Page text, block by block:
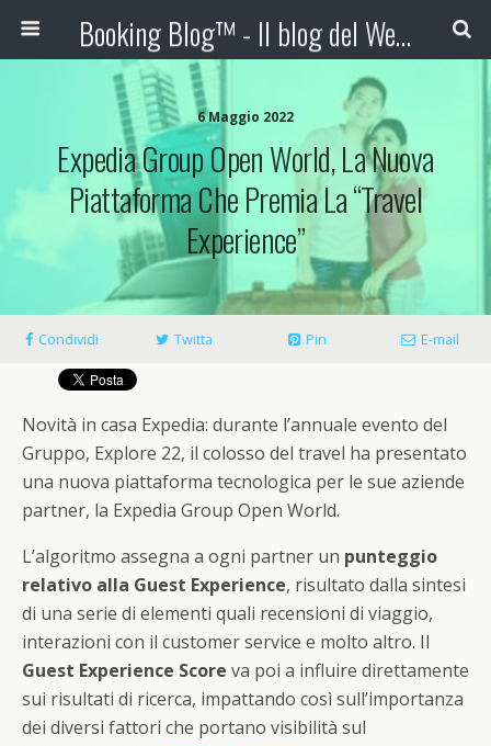
Booking Blog™ - Il blog del Web Marketing Turistico
6 Maggio 2022
Expedia Group Open World, La Nuova
Piattaforma Che Premia La “travel
Experience”
Condividi Twitta Pin E-mail
Novità in casa Expedia: durante l’annuale evento del
Gruppo, Explore 22, il colosso del travel ha presentato
una nuova piattaforma tecnologica per le sue aziende
partner, la Expedia Group Open World.
L’algoritmo assegna a ogni partner un punteggio
relativo alla Guest Experience, risultato dalla sintesi
di una serie di elementi quali recensioni di viaggio,
interazioni con il customer service e molto altro. Il
Guest Experience Score va poi a influire direttamente
sui risultati di ricerca, impattando così sull’importanza
dei diversi fattori che portano visibilità sul